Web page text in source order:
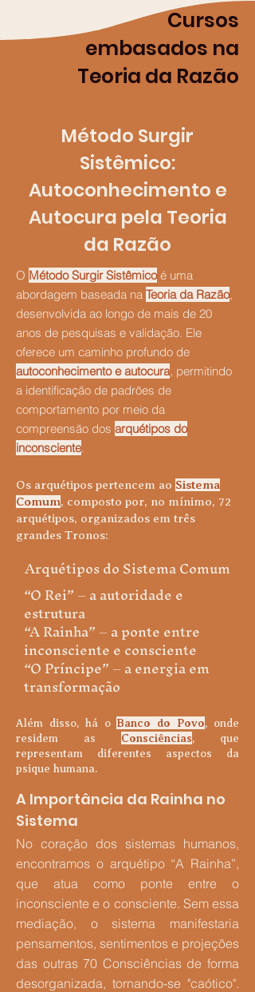
Cursos
embasados na
Teoria da Razão
Método Surgir
Sistêmico:
Autoconhecimento e
Autocura pela Teoria
da Razão
O Método Surgir Sistêmico é uma
abordagem baseada na Teoria da Razão,
desenvolvida ao longo de mais de 20
anos de pesquisas e validação. Ele
oferece um caminho profundo de
autoconhecimento e autocura, permitindo
a identificação de padrões de
comportamento por meio da
compreensão dos arquétipos do
inconsciente.
Os arquétipos pertencem ao Sistema
Comum, composto por, no mínimo, 72
arquétipos, organizados em três
grandes Tronos:
Arquétipos do Sistema Comum
“O Rei” – a autoridade e
estrutura
“A Rainha” – a ponte entre
inconsciente e consciente
“O Príncipe” – a energia em
transformação
Além disso, há o Banco do Povo, onde
residem as Consciências, que
representam diferentes aspectos da
psique humana.
A Importância da Rainha no
Sistema
No coração dos sistemas humanos,
encontramos o arquétipo “A Rainha”,
que atua como ponte entre o
inconsciente e o consciente. Sem essa
mediação, o sistema manifestaria
pensamentos, sentimentos e projeções
das outras 70 Consciências de forma
desorganizada, tornando-se "caótico".